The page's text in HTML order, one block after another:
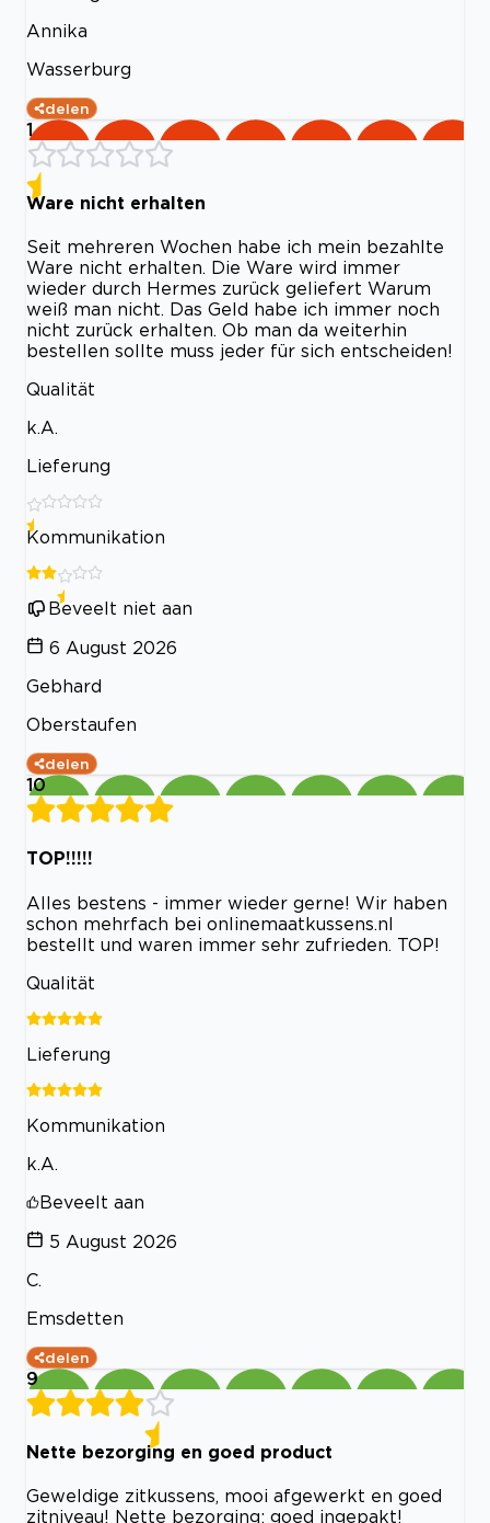
Annika
Wasserburg
delen
1
Ware nicht erhalten
Seit mehreren Wochen habe ich mein bezahlte
Ware nicht erhalten. Die Ware wird immer
wieder durch Hermes zurück geliefert Warum
weiß man nicht. Das Geld habe ich immer noch
nicht zurück erhalten. Ob man da weiterhin
bestellen sollte muss jeder für sich entscheiden!
Qualität
k.A.
Lieferung
Kommunikation
Beveelt niet aan
6 August 2026
Gebhard
Oberstaufen
delen
10
TOP!!!!!
Alles bestens - immer wieder gerne! Wir haben
schon mehrfach bei onlinemaatkussens.nl
bestellt und waren immer sehr zufrieden. TOP!
Qualität
Lieferung
Kommunikation
k.A.
Beveelt aan
5 August 2026
C.
Emsdetten
delen
9
Nette bezorging en goed product
Geweldige zitkussens, mooi afgewerkt en goed
zitniveau! Nette bezorging: goed ingepakt!